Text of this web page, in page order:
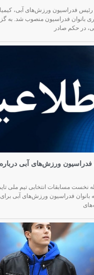
فدراسیون ورزش‌های آبی، کیمیا
بانوان فدراسیون منصوب شد. به
در حکم صادر
فدراسیون ورزش‌های آبی
نخست مسابقات انتخابی تیم ملی
فدراسیون ورزش‌های آبی برای